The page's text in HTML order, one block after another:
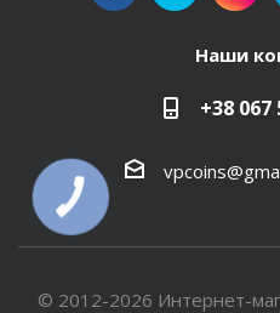
Наши
+38 067
© 2012-2026 Интернет-
КНОПКА
СВЯЗИ